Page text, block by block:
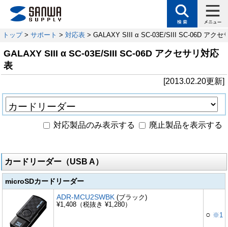
トップ> サポート > 対応表 > GALAXY SIII α SC-03E/SIII SC-06D アクセ
GALAXY SIII α SC-03E/SIII SC-06D アクセサリ対応
表
[2013.02.20更新]
対応製品のみ表示する 廃止製品を表示する
カードリーダー（USB A）
microSDカードリーダー
ADR-MCU2SWBK (ブラック)
¥1,408（税抜き ¥1,280）
○ ※1